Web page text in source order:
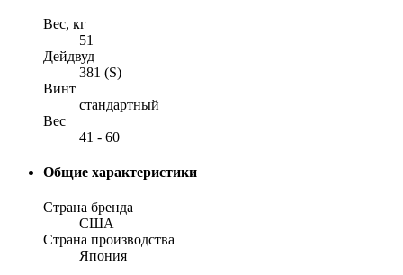
Вес, кг
51
Дейдвуд
381 (S)
Винт
стандартный
Вес
41 - 60
Общие характеристики
Страна бренда
США
Страна производства
Япония